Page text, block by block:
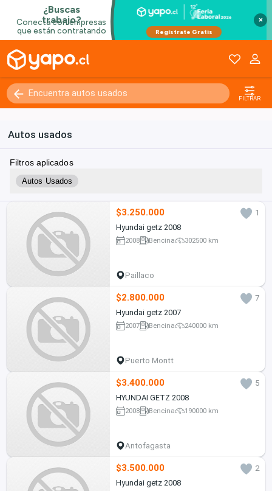
×
FILTRAR
Autos usados
Filtros aplicados
Autos Usados
$3.250.000
1
Hyundai getz 2008
2008 Bencina 302500 km
Paillaco
$2.800.000
7
Hyundai getz 2007
2007 Bencina 240000 km
Puerto Montt
$3.400.000
5
HYUNDAI GETZ 2008
2008 Bencina 190000 km
Antofagasta
$3.500.000
2
Hyundai getz 2008